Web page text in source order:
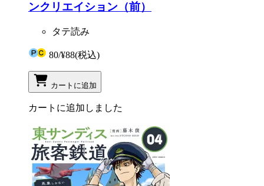
ンクリエイション（前）
タテ読み
80/¥88(税込)
カートに追加
カートに追加しました